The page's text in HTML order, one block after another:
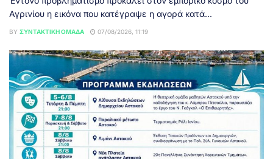
Αγρινίου η εικόνα που κατέγραψε η αγορά κατά...
BY ΣΥΝΤΑΚΤΙΚΉ ΟΜΆΔΑ 07/08/2026, 11:19